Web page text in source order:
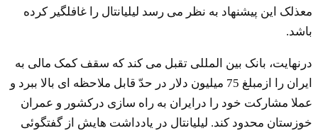
معذلک این پیشنهاد به نظر می رسد لیلیانتال را غافلگیر کرده
باشد.
درنهایت، بانک بین المللی تقبل می کند که سقف کمک مالی به
ایران را ازمبلغ 75 میلیون دلار در حدّ قابل ملاحظه ای بالا ببرد و
عملا مشارکت خود را درایران به راه سازی درکشور و عمران
خوزستان محدود کند. لیلیانتال در یادداشت هایش از گفتگوئی